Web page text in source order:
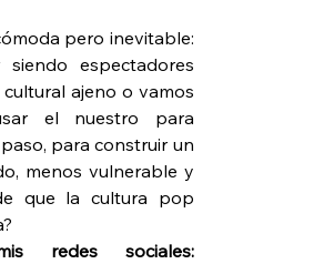
pero inevitable:
siendo espectadores
ajeno o vamos
el nuestro para
para construir un
menos vulnerable y
que la cultura pop
Sígueme en mis redes sociales: